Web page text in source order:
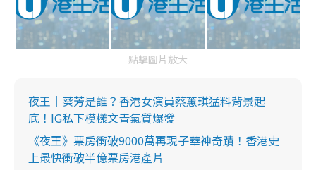
點擊圖片放大
夜王｜葵芳是誰？香港女演員蔡蕙琪猛料背景起
底！IG私下模樣文青氣質爆發
《夜王》票房衝破9000萬再現子華神奇蹟！香港史
上最快衝破半億票房港產片